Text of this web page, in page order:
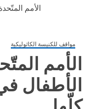
الأمم
مواقف للكنيسة الكاثوليكية
الأمم
الأطفال